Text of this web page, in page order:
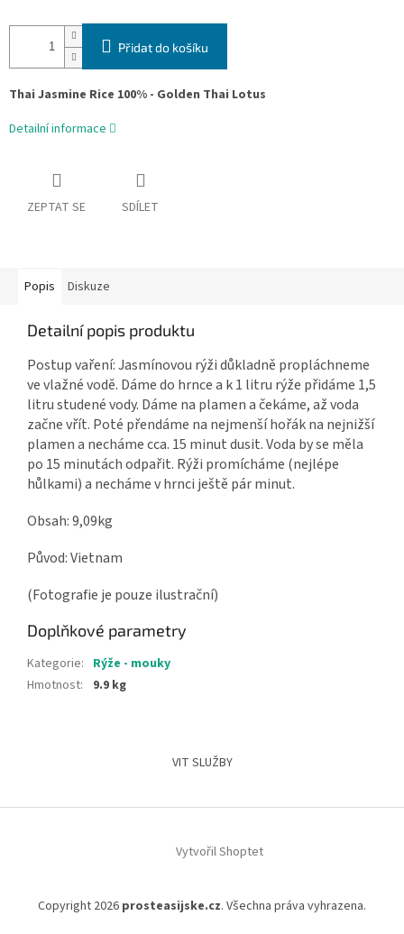
Přidat do košíku
Thai Jasmine Rice 100% - Golden Thai Lotus
Detailní informace
ZEPTAT SE SDÍLET
Popis Diskuze
Detailní popis produktu
Postup vaření: Jasmínovou rýži důkladně propláchneme
ve vlažné vodě. Dáme do hrnce a k 1 litru rýže přidáme 1,5
litru studené vody. Dáme na plamen a čekáme, až voda
začne vřít. Poté přendáme na nejmenší hořák na nejnižší
plamen a necháme cca. 15 minut dusit. Voda by se měla
po 15 minutách odpařit. Rýži promícháme (nejlépe
hůlkami) a necháme v hrnci ještě pár minut.
Obsah: 9,09kg
Původ: Vietnam
(Fotografie je pouze ilustrační)
Doplňkové parametry
Kategorie: Rýže - mouky
Hmotnost: 9.9 kg
VIT SLUŽBY
Vytvořil Shoptet
Copyright 2026 prosteasijske.cz. Všechna práva vyhrazena.